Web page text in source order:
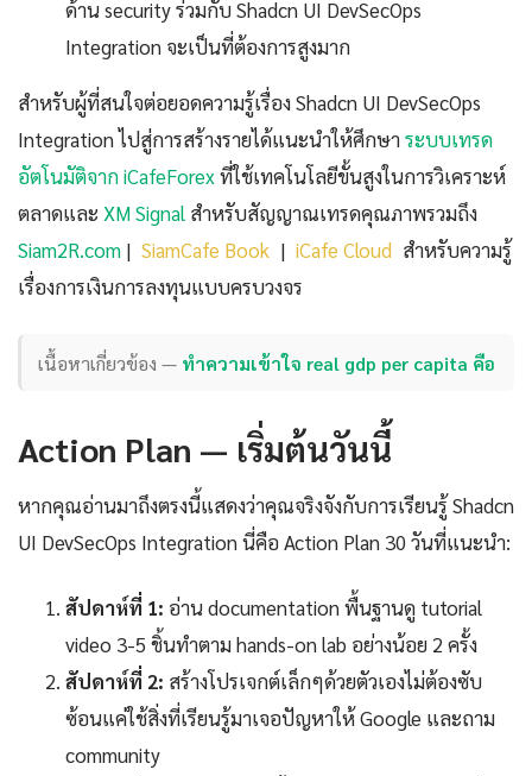
ด้าน security ร่วมกับ Shadcn UI DevSecOps
Integration จะเป็นที่ต้องการสูงมาก
สำหรับผู้ที่สนใจต่อยอดความรู้เรื่อง Shadcn UI DevSecOps
Integration ไปสู่การสร้างรายได้แนะนำให้ศึกษาระบบเทรด
อัตโนมัติจาก iCafeForex ที่ใช้เทคโนโลยีขั้นสูงในการวิเคราะห์
ตลาดและ XM Signal สำหรับสัญญาณเทรดคุณภาพรวมถึง
Siam2R.com | SiamCafe Book | iCafe Cloud สำหรับความรู้
เรื่องการเงินการลงทุนแบบครบวงจร
เนื้อหาเกี่ยวข้อง — ทำความเข้าใจ real gdp per capita คือ
Action Plan — เริ่มต้นวันนี้
หากคุณอ่านมาถึงตรงนี้แสดงว่าคุณจริงจังกับการเรียนรู้ Shadcn
UI DevSecOps Integration นี่คือ Action Plan 30 วันที่แนะนำ:
สัปดาห์ที่ 1: อ่าน documentation พื้นฐานดู tutorial
video 3-5 ชิ้นทำตาม hands-on lab อย่างน้อย 2 ครั้ง
สัปดาห์ที่ 2: สร้างโปรเจกต์เล็กๆด้วยตัวเองไม่ต้องซับ
ซ้อนแค่ใช้สิ่งที่เรียนรู้มาเจอปัญหาให้ Google และถาม
community